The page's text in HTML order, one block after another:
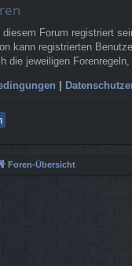
Forum registriert
kann registrierten
die jeweiligen
|
Foren-Übersicht